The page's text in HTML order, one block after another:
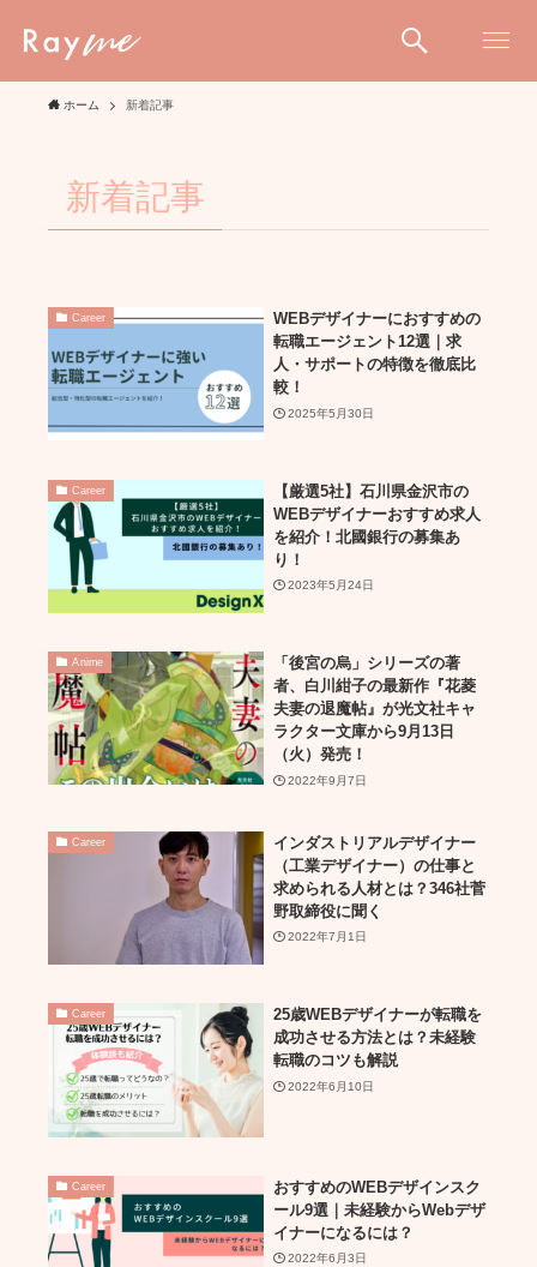
ホーム 新着記事
新着記事
Career
WEBデザイナーにおすすめの
転職エージェント12選｜求
人・サポートの特徴を徹底比
較！
2025年5月30日
Career
【厳選5社】石川県金沢市の
WEBデザイナーおすすめ求人
を紹介！北國銀行の募集あ
り！
2023年5月24日
Anime
「後宮の烏」シリーズの著
者、白川紺子の最新作『花菱
夫妻の退魔帖』が光文社キャ
ラクター文庫から9月13日
（火）発売！
2022年9月7日
Career
インダストリアルデザイナー
（工業デザイナー）の仕事と
求められる人材とは？346社菅
野取締役に聞く
2022年7月1日
Career
25歳WEBデザイナーが転職を
成功させる方法とは？未経験
転職のコツも解説
2022年6月10日
Career
おすすめのWEBデザインスク
ール9選｜未経験からWebデザ
イナーになるには？
2022年6月3日